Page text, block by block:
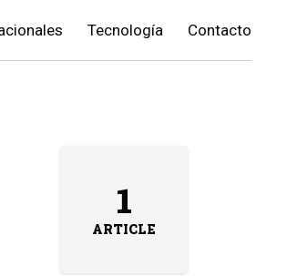
Tecnología Contacto
1
ARTICLE